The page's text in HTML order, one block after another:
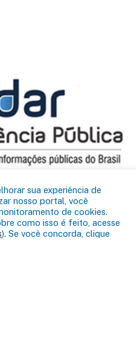
Facebook
sua experiência de
nosso portal, você
de cookies.
como isso é feito, acesse
). Se você concorda, clique